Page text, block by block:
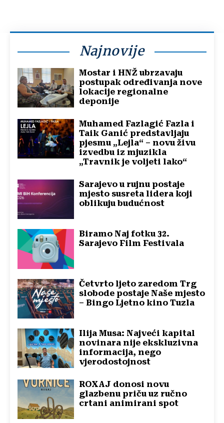
Najnovije
Mostar i HNŽ ubrzavaju
postupak određivanja nove
lokacije regionalne
deponije
Muhamed Fazlagić Fazla i
Taik Ganić predstavljaju
pjesmu „Lejla“ – novu živu
izvedbu iz mjuzikla
„Travnik je voljeti lako“
Sarajevo u rujnu postaje
mjesto susreta lidera koji
oblikuju budućnost
Biramo Naj fotku 32.
Sarajevo Film Festivala
Četvrto ljeto zaredom Trg
slobode postaje Naše mjesto
– Bingo Ljetno kino Tuzla
Ilija Musa: Najveći kapital
novinara nije ekskluzivna
informacija, nego
vjerodostojnost
ROXAJ donosi novu
glazbenu priču uz ručno
crtani animirani spot